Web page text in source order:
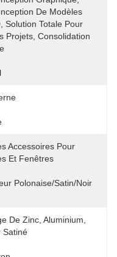
De Modèles
Solution Totale Pour
Projets, Consolidation
Accessoires Pour
Et Fenêtres
Polonaise/satin/noir
De Zinc, Aluminium,
Satiné